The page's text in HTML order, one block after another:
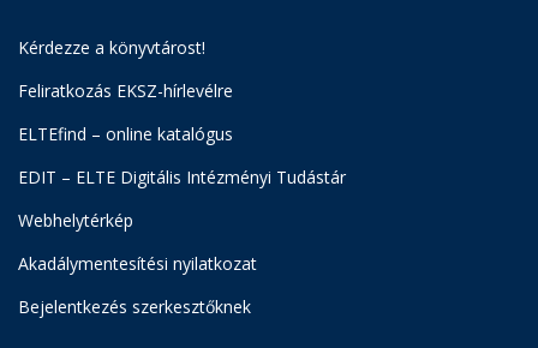
Kérdezze a könyvtárost!
Feliratkozás EKSZ-hírlevélre
ELTEfind – online katalógus
EDIT – ELTE Digitális Intézményi Tudástár
Webhelytérkép
Akadálymentesítési nyilatkozat
Bejelentkezés szerkesztőknek